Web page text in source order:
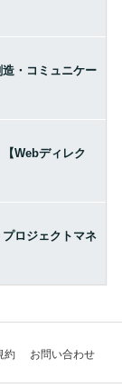
・コミュニケー
Webディレク
ロジェクトマネ
約 お問い合わせ